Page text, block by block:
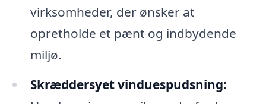
virksomheder, der ønsker at
opretholde et pænt og indbydende
miljø.
Skræddersyet vinduespudsning: